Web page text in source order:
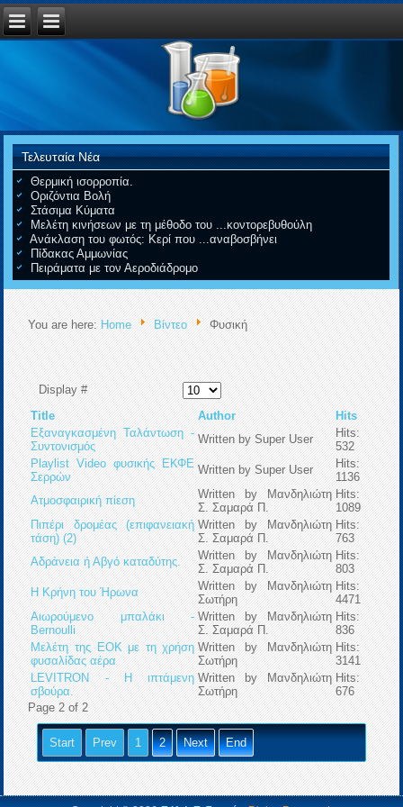
Τελευταία Νέα
Θερμική ισορροπία.
Οριζόντια Βολή
Στάσιμα Κύματα
Μελέτη κινήσεων με τη μέθοδο του ...κοντορεβυθούλη
Ανάκλαση του φωτός: Κερί που ...αναβοσβήνει
Πίδακας Αμμωνίας
Πειράματα με τον Αεροδιάδρομο
You are here: Home Βίντεο Φυσική
Display #
Title
Author
Hits
Εξαναγκασμένη Ταλάντωση -
Συντονισμός
Written by Super User
Hits:
532
Playlist Video φυσικής ΕΚΦΕ
Σερρών
Written by Super User
Hits:
1136
Ατμοσφαιρική πίεση
Written by Μανδηλιώτη
Σ. Σαμαρά Π.
Hits:
1089
Πιπέρι δρομέας (επιφανειακή
τάση) (2)
Written by Μανδηλιώτη
Σ. Σαμαρά Π.
Hits:
763
Αδράνεια ή Αβγό καταδύτης.
Written by Μανδηλιώτη
Σ. Σαμαρά Π.
Hits:
803
Η Κρήνη του Ήρωνα
Written by Μανδηλιώτη
Σωτήρη
Hits:
4471
Αιωρούμενο μπαλάκι -
Bernoulli
Written by Μανδηλιώτη
Σ. Σαμαρά Π.
Hits:
836
Μελέτη της ΕΟΚ με τη χρήση
φυσαλίδας αέρα
Written by Μανδηλιώτη
Σωτήρη
Hits:
3141
LEVITRON - Η ιπτάμενη
σβούρα.
Written by Μανδηλιώτη
Σωτήρη
Hits:
676
Page 2 of 2
Start Prev 1 2 Next End